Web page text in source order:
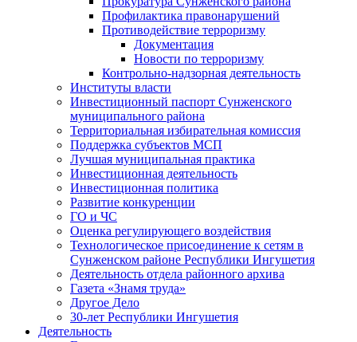
Профилактика правонарушений
Противодействие терроризму
Документация
Новости по терроризму
Контрольно-надзорная деятельность
Институты власти
Инвестиционный паспорт Сунженского
муниципального района
Территориальная избирательная комиссия
Поддержка субъектов МСП
Лучшая муниципальная практика
Инвестиционная деятельность
Инвестиционная политика
Развитие конкуренции
ГО и ЧС
Оценка регулирующего воздействия
Технологическое присоединение к сетям в
Сунженском районе Республики Ингушетия
Деятельность отдела районного архива
Газета «Знамя труда»
Другое Дело
30-лет Республики Ингушетия
Деятельность